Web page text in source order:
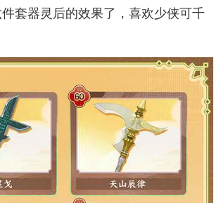
套器灵后的效果了，喜欢少侠可千